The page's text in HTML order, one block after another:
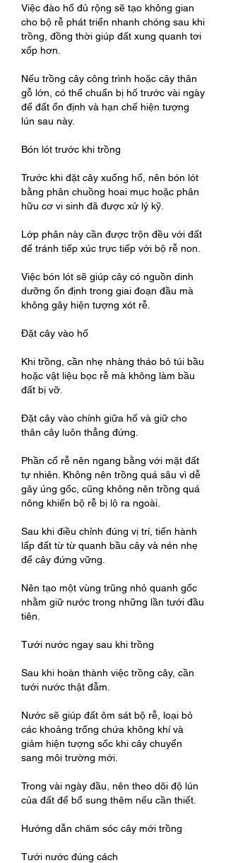
Việc đào hố đủ rộng sẽ tạo không gian
cho bộ rễ phát triển nhanh chóng sau khi
trồng, đồng thời giúp đất xung quanh tơi
xốp hơn.
Nếu trồng cây công trình hoặc cây thân
gỗ lớn, có thể chuẩn bị hố trước vài ngày
để đất ổn định và hạn chế hiện tượng
lún sau này.
Bón lót trước khi trồng
Trước khi đặt cây xuống hố, nên bón lót
bằng phân chuồng hoai mục hoặc phân
hữu cơ vi sinh đã được xử lý kỹ.
Lớp phân này cần được trộn đều với đất
để tránh tiếp xúc trực tiếp với bộ rễ non.
Việc bón lót sẽ giúp cây có nguồn dinh
dưỡng ổn định trong giai đoạn đầu mà
không gây hiện tượng xót rễ.
Đặt cây vào hố
Khi trồng, cần nhẹ nhàng tháo bỏ túi bầu
hoặc vật liệu bọc rễ mà không làm bầu
đất bị vỡ.
Đặt cây vào chính giữa hố và giữ cho
thân cây luôn thẳng đứng.
Phần cổ rễ nên ngang bằng với mặt đất
tự nhiên. Không nên trồng quá sâu vì dễ
gây úng gốc, cũng không nên trồng quá
nông khiến bộ rễ bị lộ ra ngoài.
Sau khi điều chỉnh đúng vị trí, tiến hành
lấp đất từ từ quanh bầu cây và nén nhẹ
để cây đứng vững.
Nên tạo một vùng trũng nhỏ quanh gốc
nhằm giữ nước trong những lần tưới đầu
tiên.
Tưới nước ngay sau khi trồng
Sau khi hoàn thành việc trồng cây, cần
tưới nước thật đẫm.
Nước sẽ giúp đất ôm sát bộ rễ, loại bỏ
các khoảng trống chứa không khí và
giảm hiện tượng sốc khi cây chuyển
sang môi trường mới.
Trong vài ngày đầu, nên theo dõi độ lún
của đất để bổ sung thêm nếu cần thiết.
Hướng dẫn chăm sóc cây mới trồng
Tưới nước đúng cách